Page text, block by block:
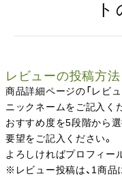
レビューの投稿方法
商品詳細ページの「レビ
ニックネームをご記入く
おすすめ度を5段階から
要望をご記入ください。
よろしければプロフィー
※レビュー投稿は、1商品